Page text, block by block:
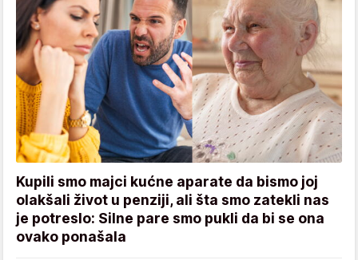
Kupili smo majci kućne aparate da bismo joj
olakšali život u penziji, ali šta smo zatekli nas
je potreslo: Silne pare smo pukli da bi se ona
ovako ponašala